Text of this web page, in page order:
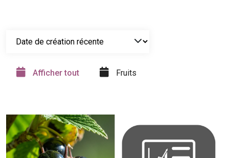
Afficher tout Fruits